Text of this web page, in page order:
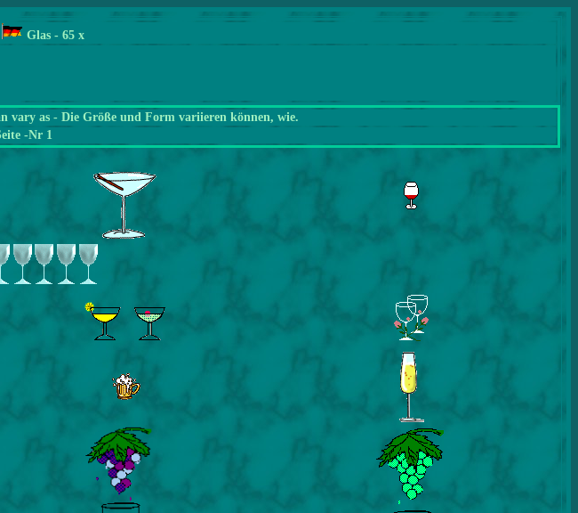
Glas - 65 x
vary as - Die Größe und Form variieren können, wie.
-Nr 1